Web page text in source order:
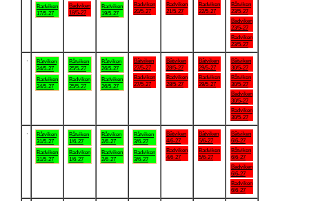
Badviken
17/5-27
Badviken
18/5-27
Badviken
19/5-27
Badviken
20/5-27
Badviken
21/5-27
Badviken
22/5-27
Båtviken
23/5-27
Badviken
23/5-27
Badviken
23/5-27
Båtviken
24/5-27
Badviken
24/5-27
Båtviken
25/5-27
Badviken
25/5-27
Båtviken
26/5-27
Badviken
26/5-27
Båtviken
27/5-27
Badviken
27/5-27
Båtviken
28/5-27
Badviken
28/5-27
Båtviken
29/5-27
Badviken
29/5-27
Båtviken
30/5-27
Båtviken
30/5-27
Badviken
30/5-27
Badviken
30/5-27
Båtviken
31/5-27
Badviken
31/5-27
Båtviken
1/6-27
Badviken
1/6-27
Båtviken
2/6-27
Badviken
2/6-27
Båtviken
3/6-27
Badviken
3/6-27
Båtviken
4/6-27
Badviken
4/6-27
Båtviken
5/6-27
Badviken
5/6-27
Båtviken
6/6-27
Båtviken
6/6-27
Badviken
6/6-27
Badviken
6/6-27